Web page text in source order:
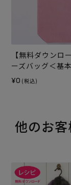
【無料ダウンロ
ーズバッグ＜基
シピ）
¥0 (税込)
他のお